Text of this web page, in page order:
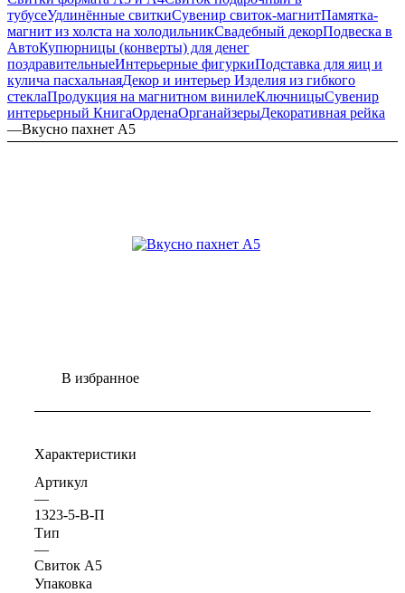
тубусеУдлинённые свиткиСувенир свиток-магнитПамятка-
магнит из холста на холодильникСвадебный декорПодвеска в
АвтоКупюрницы (конверты) для денег
поздравительныеИнтерьерные фигуркиПодставка для яиц и
кулича пасхальнаяДекор и интерьер Изделия из гибкого
стеклаПродукция на магнитном винилеКлючницыСувенир
интерьерный КнигаОрденаОрганайзерыДекоративная рейка
—Вкусно пахнет А5
В избранное
Характеристики
Артикул
—
1323-5-В-П
Тип
—
Свиток А5
Упаковка